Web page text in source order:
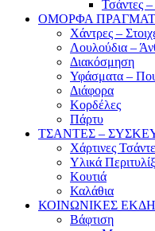
Τσάντες
ΟΜΟΡΦΑ
Χάντρες –
Λουλούδια –
Διακόσμηση
Υφάσματα –
Διάφορα
Κορδέλες
Πάρτυ
ΤΣΑΝΤΕΣ –
Χάρτινες
Υλικά
Κουτιά
Καλάθια
ΚΟΙΝΩΝΙΚΕΣ
Βάφτιση